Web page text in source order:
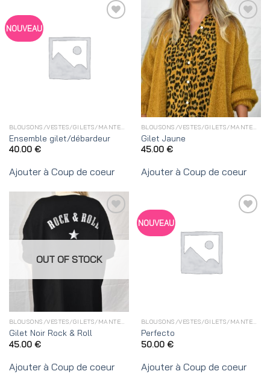
NOUVEAU
BLOUSONS/VESTES/GILETS/MANTEAUX
Ensemble gilet/débardeur
40.00 €
Ajouter à Coup de coeur
Ajouter
à
Coup
de
coeur
BLOUSONS/VESTES/GILETS/MANTEAUX
Gilet Jaune
45.00 €
Ajouter à Coup de coeur
Ajouter
à
Coup
de
coeur
OUT OF STOCK
BLOUSONS/VESTES/GILETS/MANTEAUX
Gilet Noir Rock & Roll
45.00 €
Ajouter à Coup de coeur
NOUVEAU
BLOUSONS/VESTES/GILETS/MANTEAUX
Perfecto
50.00 €
Ajouter à Coup de coeur